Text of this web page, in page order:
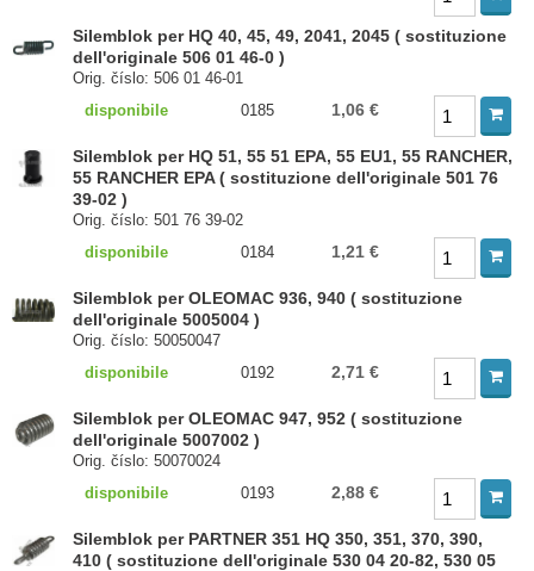
Silemblok per HQ 40, 45, 49, 2041, 2045 ( sostituzione
dell'originale 506 01 46-0 )
Orig. číslo: 506 01 46-01
disponibile
0185 1,06 €
Silemblok per HQ 51, 55 51 EPA, 55 EU1, 55 RANCHER,
55 RANCHER EPA ( sostituzione dell'originale 501 76
39-02 )
Orig. číslo: 501 76 39-02
disponibile
0184 1,21 €
Silemblok per OLEOMAC 936, 940 ( sostituzione
dell'originale 5005004 )
Orig. číslo: 50050047
disponibile
0192 2,71 €
Silemblok per OLEOMAC 947, 952 ( sostituzione
dell'originale 5007002 )
Orig. číslo: 50070024
disponibile
0193 2,88 €
Silemblok per PARTNER 351 HQ 350, 351, 370, 390,
410 ( sostituzione dell'originale 530 04 20-82, 530 05